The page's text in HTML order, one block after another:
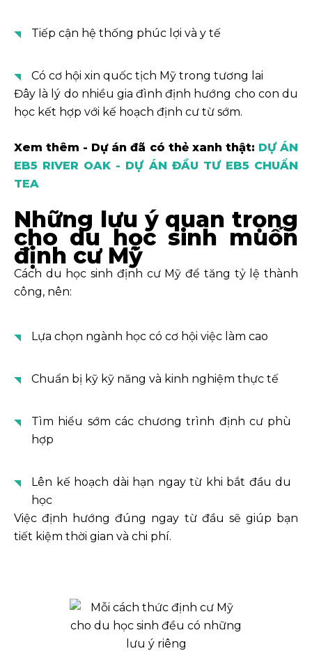
Tiếp cận hệ thống phúc lợi và y tế
Có cơ hội xin quốc tịch Mỹ trong tương lai
Đây là lý do nhiều gia đình định hướng cho con du
học kết hợp với kế hoạch định cư từ sớm.
Xem thêm - Dự án đã có thẻ xanh thật: DỰ ÁN
EB5 RIVER OAK - DỰ ÁN ĐẦU TƯ EB5 CHUẨN
TEA
Những lưu ý quan trọng
cho du học sinh muốn
định cư Mỹ
Cách du học sinh định cư Mỹ để tăng tỷ lệ thành
công, nên:
Lựa chọn ngành học có cơ hội việc làm cao
Chuẩn bị kỹ kỹ năng và kinh nghiệm thực tế
Tìm hiểu sớm các chương trình định cư phù
hợp
Lên kế hoạch dài hạn ngay từ khi bắt đầu du
học
Việc định hướng đúng ngay từ đầu sẽ giúp bạn
tiết kiệm thời gian và chi phí.